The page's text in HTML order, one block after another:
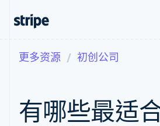
支付
在线支付
Managed
Payments
营收
经常性收入
Metronome
按用量计费
按企业阶段
文档
库与 SDK
Stripe Apps
学习
指南
更多资源 初创公司
有哪些最适